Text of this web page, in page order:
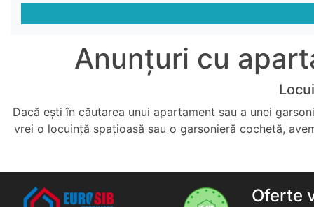
Anunțuri cu
Dacă ești în căutarea unui apartament sau a unei
vrei o locuință spațioasă sau o garsonieră cochetă,
Oferte